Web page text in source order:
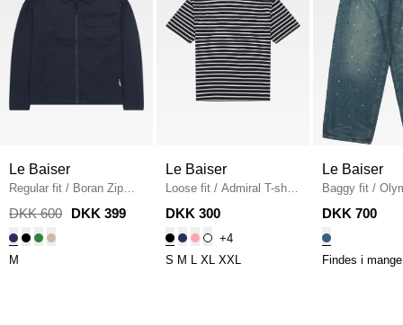
Le Baiser
Regular fit / Boran Zip
Shirt
NAVY
DKK 600 DKK 399
M
Le Baiser
Loose fit / Admiral T-shirt
/ BLACK/WHITE.MEL
DKK 300
+4
S M XL XXL
Le Baiser
Baggy fit /
Denim / DENIM
DKK 700
Findes i